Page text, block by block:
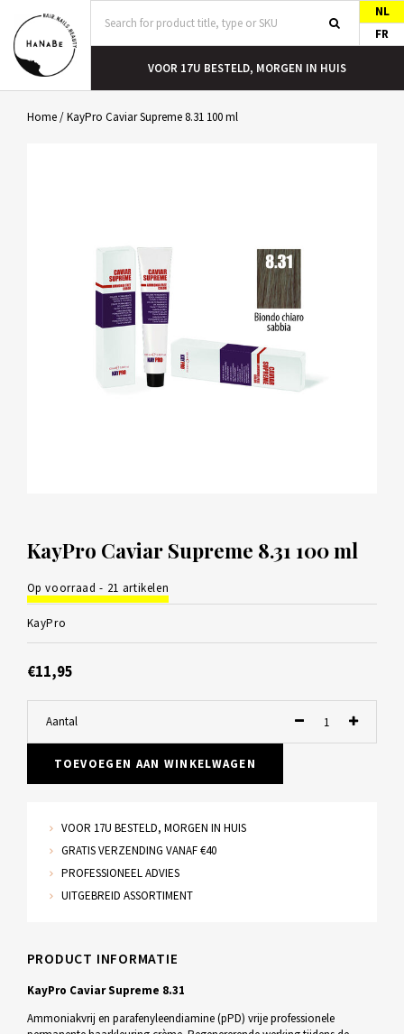
NL
FR
VOOR 17U BESTELD, MORGEN IN HUIS
Home/KayPro Caviar Supreme 8.31 100 ml
KayPro Caviar Supreme 8.31 100 ml
Op voorraad - 21 artikelen
KayPro
€11,95
Aantal
TOEVOEGEN AAN WINKELWAGEN
VOOR 17U BESTELD, MORGEN IN HUIS
GRATIS VERZENDING VANAF €40
PROFESSIONEEL ADVIES
UITGEBREID ASSORTIMENT
PRODUCT INFORMATIE
KayPro Caviar Supreme 8.31
Ammoniakvrij en parafenyleendiamine (pPD) vrije professionele